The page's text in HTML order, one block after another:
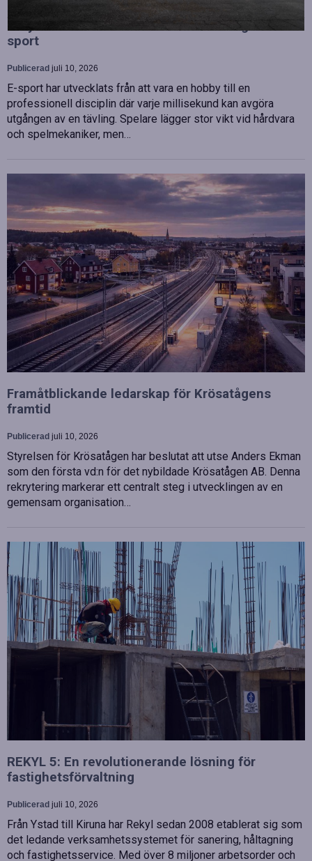
Betydelsen av snabb internetanslutning för e-
sport
Publicerad juli 10, 2026
E-sport har utvecklats från att vara en hobby till en
professionell disciplin där varje millisekund kan avgöra
utgången av en tävling. Spelare lägger stor vikt vid hårdvara
och spelmekaniker, men…
Framåtblickande ledarskap för Krösatågens
framtid
Publicerad juli 10, 2026
Styrelsen för Krösatågen har beslutat att utse Anders Ekman
som den första vd:n för det nybildade Krösatågen AB. Denna
rekrytering markerar ett centralt steg i utvecklingen av en
gemensam organisation…
REKYL 5: En revolutionerande lösning för
fastighetsförvaltning
Publicerad juli 10, 2026
Från Ystad till Kiruna har Rekyl sedan 2008 etablerat sig som
det ledande verksamhetssystemet för sanering, håltagning
och fastighetsservice. Med över 8 miljoner arbetsorder och